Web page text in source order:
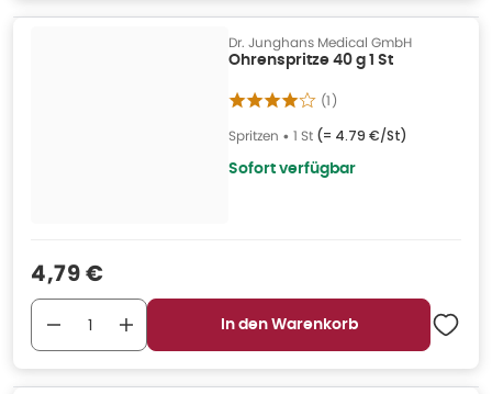
Dr. Junghans Medical GmbH
Ohrenspritze 40 g 1 St
(1)
Spritzen • 1 St (= 4.79 €/St)
Sofort verfügbar
Verkaufspreis
4,79 €
In den Warenkorb